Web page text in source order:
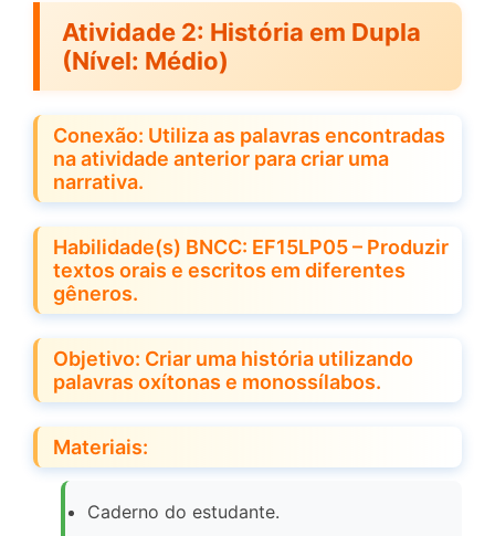
Atividade 2: História em Dupla
(Nível: Médio)
Conexão: Utiliza as palavras encontradas
na atividade anterior para criar uma
narrativa.
Habilidade(s) BNCC: EF15LP05 – Produzir
textos orais e escritos em diferentes
gêneros.
Objetivo: Criar uma história utilizando
palavras oxítonas e monossílabos.
Materiais:
Caderno do estudante.